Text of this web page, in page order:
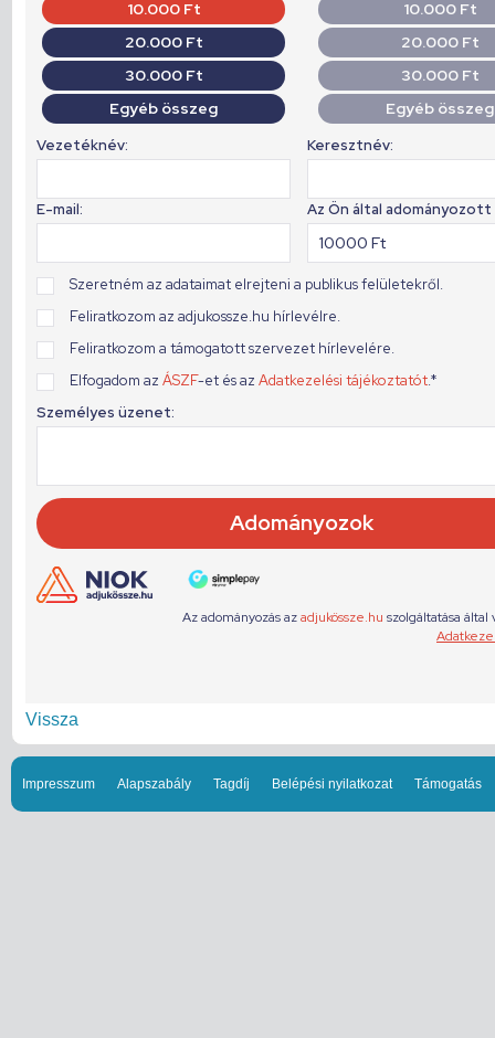
Vissza
Impresszum Alapszabály Tagdíj Belépési nyilatkozat Támogatás